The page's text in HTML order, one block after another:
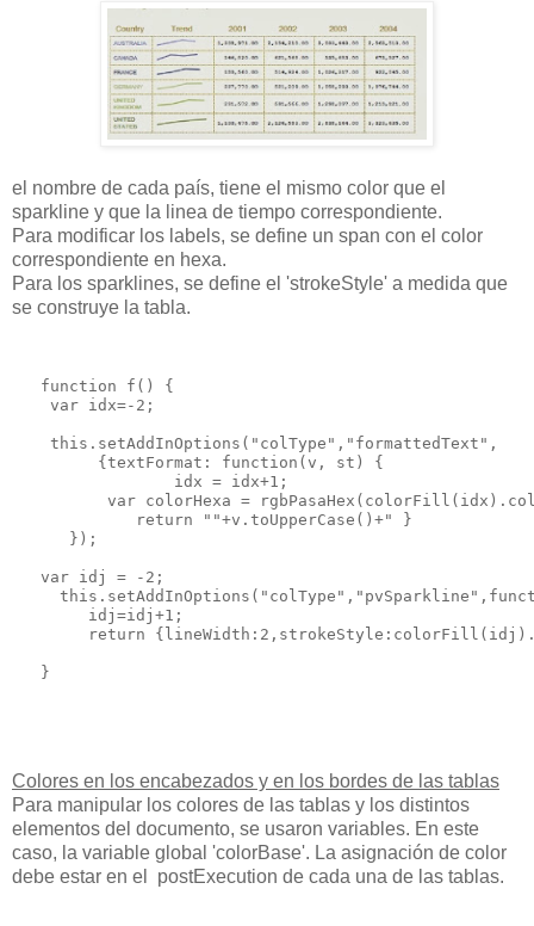
el nombre de cada país, tiene el mismo color que el
sparkline y que la linea de tiempo correspondiente.
Para modificar los labels, se define un span con el color
correspondiente en hexa.
Para los sparklines, se define el 'strokeStyle' a medida que
se construye la tabla.
   function f() {
    var idx=-2;
    this.setAddInOptions("colType","formattedText",
         {textFormat: function(v, st) {
                 idx = idx+1;
var colorHexa =
             return "
"+v.toUpperCase()+"
}
      });
   var idj = -2;
        idj=idj+1;
return
Colores en los encabezados y en los bordes de las tablas
Para manipular los colores de las tablas y los distintos
elementos del documento, se usaron variables. En este
caso, la variable global 'colorBase'. La asignación de color
debe estar en el
postExecution de cada una de las tablas.